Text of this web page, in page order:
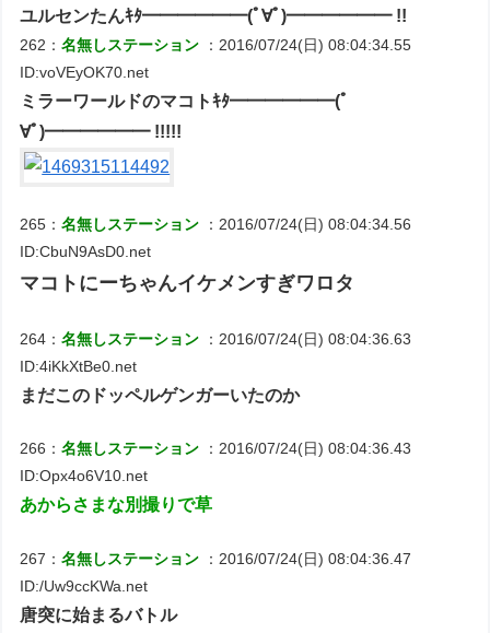
ユルセンたんｷﾀ━━━━━━(ﾟ∀ﾟ)━━━━━━ !!
262：名無しステーション
：2016/07/24(日) 08:04:34.55
ID:voVEyOK70.net
ミラーワールドのマコトｷﾀ━━━━━━(ﾟ
∀ﾟ)━━━━━━ !!!!!
265：名無しステーション
：2016/07/24(日) 08:04:34.56
ID:CbuN9AsD0.net
マコトにーちゃんイケメンすぎワロタ
264：名無しステーション
：2016/07/24(日) 08:04:36.63
ID:4iKkXtBe0.net
まだこのドッペルゲンガーいたのか
266：名無しステーション
：2016/07/24(日) 08:04:36.43
ID:Opx4o6V10.net
あからさまな別撮りで草
267：名無しステーション
：2016/07/24(日) 08:04:36.47
ID:/Uw9ccKWa.net
唐突に始まるバトル